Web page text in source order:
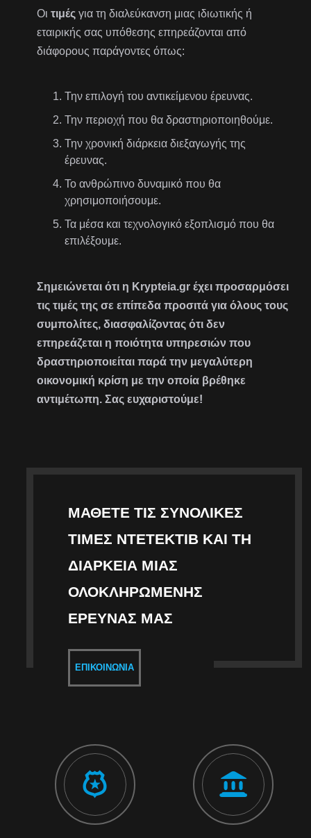
Οιτιμές για τη διαλεύκανση μιας ιδιωτικής ή
εταιρικής σας υπόθεσης επηρεάζονται από
διάφορους παράγοντες όπως:
Την επιλογή του αντικείμενου έρευνας.
Την περιοχή που θα δραστηριοποιηθούμε.
Την χρονική διάρκεια διεξαγωγής της
έρευνας.
Το ανθρώπινο δυναμικό που θα
χρησιμοποιήσουμε.
Τα μέσα και τεχνολογικό εξοπλισμό που θα
επιλέξουμε.
Σημειώνεται ότι η Krypteia.gr έχει προσαρμόσει
τις τιμές της σε επίπεδα προσιτά για όλους τους
συμπολίτες, διασφαλίζοντας ότι δεν
επηρεάζεται η ποιότητα υπηρεσιών που
δραστηριοποιείται παρά την μεγαλύτερη
οικονομική κρίση με την οποία βρέθηκε
αντιμέτωπη. Σας ευχαριστούμε!
ΜΆΘΕΤΕ ΤΙΣ ΣΥΝΟΛΙΚΈΣ
ΤΙΜΈΣ ΝΤΕΤΈΚΤΙΒ ΚΑΙ ΤΗ
ΔΙΆΡΚΕΙΑ ΜΙΑΣ
ΟΛΟΚΛΗΡΩΜΈΝΗΣ
ΈΡΕΥΝΑΣ ΜΑΣ
ΕΠΙΚΟΙΝΩΝΊΑ